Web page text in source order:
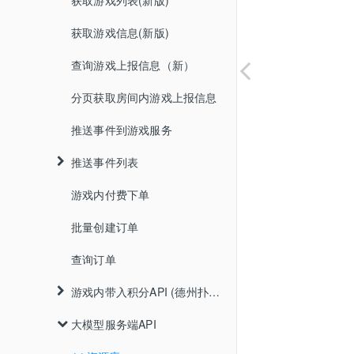
onGetGameViewInfo
FAQ
SudMGP
砂砂舞
火箭
棒球
iOS
Web
即构Android语音识别接入
即构iOS语音识别接入
声网4.xAndroid语音识别接入
声网4.xiOS语音识别接入
声网3.xAndroid语音识别接入
声网3.xiOS语音识别接入
腾讯云Android语音识别接入
腾讯云iOS语音识别接入
火山Android语音识别接入
火山iOS语音识别接入
控制台使用
隐私政策声明
发布日志
iOS
Android
Web
get_account
get_score
update_score
消息通知
房间用户变更通知
单场游戏开始通知
单场游戏结算通知
用户结算通知
订单状态变更通知
订单状态批量变更通知
回调验签说明
游戏扩展信息说明
角色说明
用户拓展参数说明
游戏拓展参数说明
玩法规则说明
获取游戏信息(新版)
查询游戏上报信息（新）
分页获取房间内游戏上报信息
推送事件到游戏服务
推送事件列表
用户加入
用户退出
用户准备/取消准备
游戏开始
队长更换
游戏内付费下单
批量创建订单
查询订单
游戏内带入积分API (德州扑克专业版, TeenPatti专业版)
游戏内付费下单
大模型服务端API